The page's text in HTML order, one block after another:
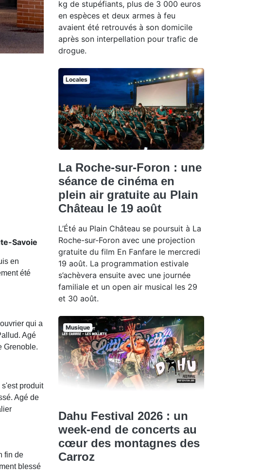
Savoie
en
été
qui a
Agé
Grenoble.
produit
Agé de
fin de
blessé
kg de stupéfiants, plus de 3 000 euros
en espèces et deux armes à feu
avaient été retrouvés à son domicile
après son interpellation pour trafic de
drogue.
Locales
La Roche-sur-Foron : une
séance de cinéma en
plein air gratuite au Plain
Château le 19 août
L’Été au Plain Château se poursuit à La
Roche-sur-Foron avec une projection
gratuite du film En Fanfare le mercredi
19 août. La programmation estivale
s’achèvera ensuite avec une journée
familiale et un open air musical les 29
et 30 août.
Musique
Dahu Festival 2026 : un
week-end de concerts au
cœur des montagnes des
Carroz